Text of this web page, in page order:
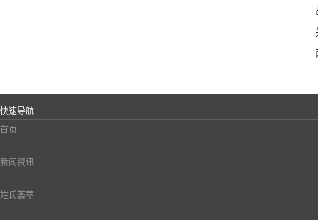
快速导航
首页
新闻资讯
姓氏荟萃